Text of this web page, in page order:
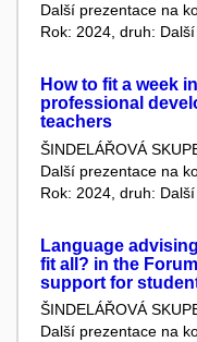
Další prezentace na
Rok: 2024, druh:
How to fit a week
professional
teachers
ŠINDELÁŘOVÁ
Další prezentace na
Rok: 2024, druh:
Language
fit all? in the
support for
ŠINDELÁŘOVÁ
Další prezentace na